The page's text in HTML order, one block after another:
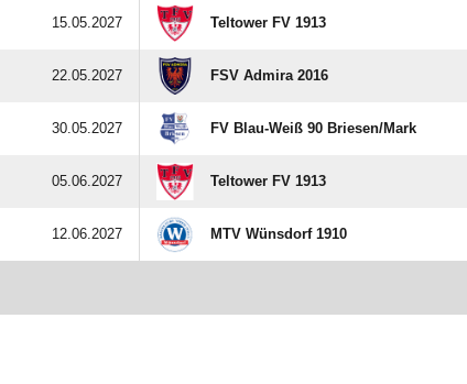
15.05.2027 Teltower FV 1913
22.05.2027 FSV Admira 2016
30.05.2027 FV Blau-Weiß 90 Briesen/​Mark
05.06.2027 Teltower FV 1913
12.06.2027 MTV Wünsdorf 1910